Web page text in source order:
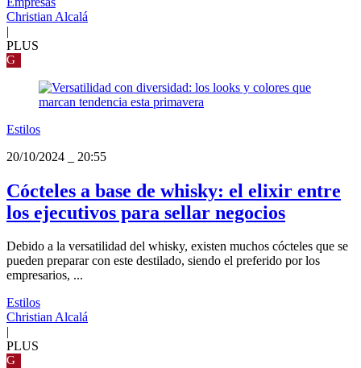
Christian Alcalá
|
PLUS
G
Estilos
20/10/2024
20:55
Cócteles a base de whisky: el elixir entre
los ejecutivos para sellar negocios
Debido a la versatilidad del whisky, existen muchos cócteles que se
pueden preparar con este destilado, siendo el preferido por los
empresarios, ...
Estilos
Christian Alcalá
|
PLUS
G